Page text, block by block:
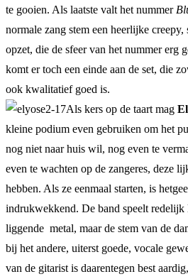
te gooien. Als laatste valt het nummer
normale zang stem een heerlijke creepy,
opzet, die de sfeer van het nummer erg
komt er toch een einde aan de set, die
ook kwalitatief goed is.
Als kers op de taart mag
kleine podium even gebruiken om het
nog niet naar huis wil, nog even te
even te wachten op de zangeres, deze
hebben. Als ze eenmaal starten, is
indrukwekkend. De band speelt redelijk
liggende metal, maar de stem van de
bij het andere, uiterst goede, vocale
van de gitarist is daarentegen best